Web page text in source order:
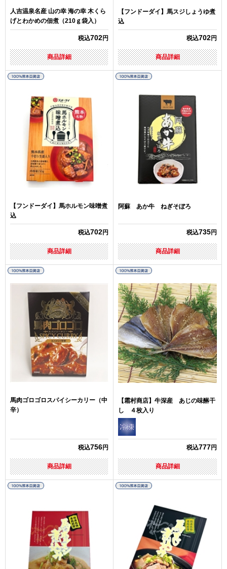
人吉温泉名産 山の幸 海の幸 木くら
げとわかめの佃煮（210ｇ袋入）
税込702円
商品詳細
【フンドーダイ】馬スジしょうゆ煮
込
税込702円
商品詳細
【フンドーダイ】馬ホルモン味噌煮
込
税込702円
商品詳細
阿蘇 あか牛 ねぎそぼろ
税込735円
商品詳細
馬肉ゴロゴロスパイシーカリー（中
辛）
税込756円
商品詳細
【霜村商店】牛深産 あじの味醂干
し ４枚入り
税込777円
商品詳細